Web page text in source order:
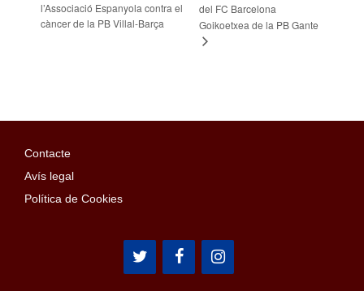
l’Associació Espanyola contra el
càncer de la PB Villal-Barça
del FC Barcelona
Goikoetxea de la PB Gante
Contacte
Avís legal
Política de Cookies